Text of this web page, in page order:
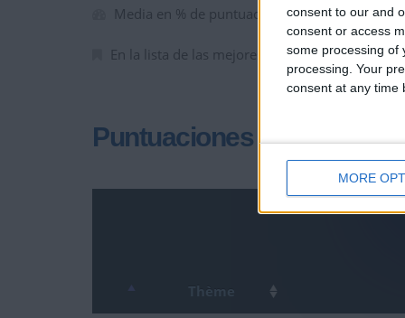
consent to our and
consent or access
some processing of
processing. Your
consent at any time
MORE
Media en % de puntuación max. :100%
En la lista de las mejores partidas :0
Puntuaciones
Thème